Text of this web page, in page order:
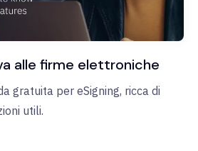
alle firme elettroniche
gratuita per eSigning, ricca di
utili.